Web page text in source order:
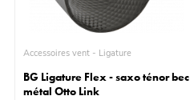
Accessoires vent - Ligature
BG Ligature Flex - saxo ténor bec
métal Otto Link